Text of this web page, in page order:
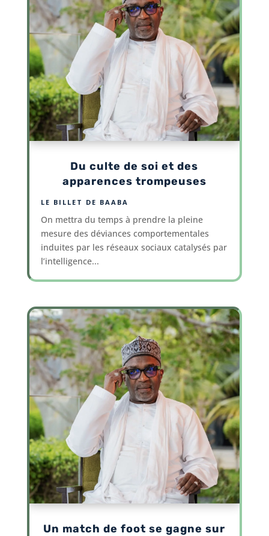
Du culte de soi et des
apparences trompeuses
LE BILLET DE BAABA
On mettra du temps à prendre la pleine
mesure des déviances comportementales
induites par les réseaux sociaux catalysés par
l’intelligence...
Un match de foot se gagne sur